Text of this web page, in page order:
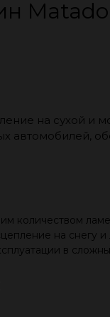
на сухой и
автомобилей,
количеством
на снегу
в